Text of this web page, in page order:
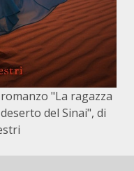
"La ragazza
del Sinai", di